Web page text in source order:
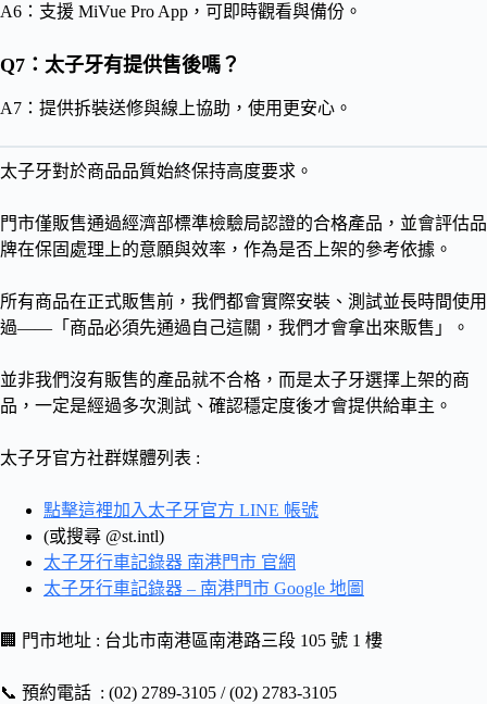
A6：支援 MiVue Pro App，可即時觀看與備份。
Q7：太子牙有提供售後嗎？
A7：提供拆裝送修與線上協助，使用更安心。
太子牙對於商品品質始終保持高度要求。
門市僅販售通過經濟部標準檢驗局認證的合格產品，並會評估品
牌在保固處理上的意願與效率，作為是否上架的參考依據。
所有商品在正式販售前，我們都會實際安裝、測試並長時間使用
過——「商品必須先通過自己這關，我們才會拿出來販售」。
並非我們沒有販售的產品就不合格，而是太子牙選擇上架的商
品，一定是經過多次測試、確認穩定度後才會提供給車主。
太子牙官方社群媒體列表 :
點擊這裡加入太子牙官方 LINE 帳號
(或搜尋 @st.intl)
太子牙行車記錄器 南港門市 官網
太子牙行車記錄器 – 南港門市 Google 地圖
🏢 門市地址 : 台北市南港區南港路三段 105 號 1 樓
📞 預約電話 : (02) 2789-3105 / (02) 2783-3105